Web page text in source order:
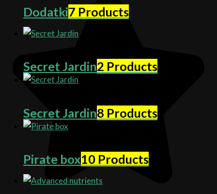
Dodatki7 Products
Secret Jardin2 Products
Secret Jardin8 Products
Pirate box10 Products